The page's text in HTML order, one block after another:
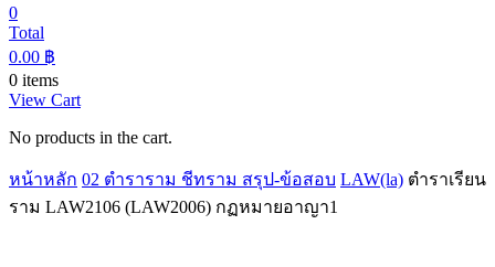
0
Total
0.00 ฿
0 items
View Cart
No products in the cart.
หน้าหลัก 02 ตำราราม ชีทราม สรุป-ข้อสอบ LAW(la) ตำราเรียน
ราม LAW2106 (LAW2006) กฏหมายอาญา1